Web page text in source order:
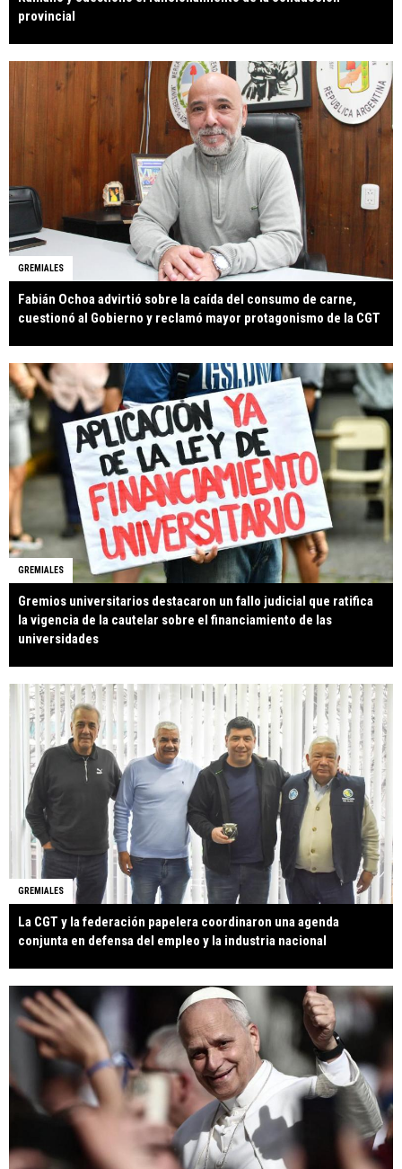
provincial
GREMIALES
Fabián Ochoa advirtió sobre la caída del consumo de carne,
cuestionó al Gobierno y reclamó mayor protagonismo de la CGT
GREMIALES
Gremios universitarios destacaron un fallo judicial que ratifica
la vigencia de la cautelar sobre el financiamiento de las
universidades
GREMIALES
La CGT y la federación papelera coordinaron una agenda
conjunta en defensa del empleo y la industria nacional